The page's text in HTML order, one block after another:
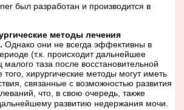
был разработан и производится в
методы лечения
Однако они не всегда эффективны в
(т.к. происходит дальнейшее
таза после восстановительной
хирургические методы могут иметь
связанные с возможностью развития
что, в свою очередь, также
развитию недержания мочи.